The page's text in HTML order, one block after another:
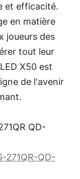
et efficacité.
en matière
joueurs des
tout leur
X50 est
de l'avenir
QD-
271QR-QD-